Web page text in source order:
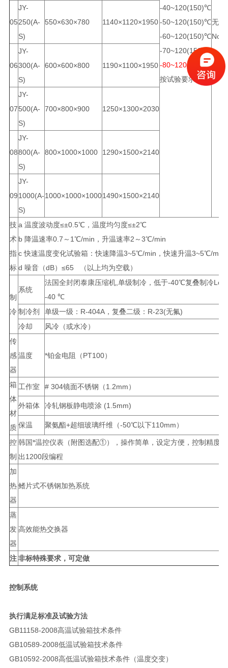
-40~120(150)℃
-50~120(150)℃
-60~120(150)℃
-70~120(150)℃
-80~120(150)℃
按试验要求选定
无
No
05
JY-
250(A-
S)
550×630×780 1140×1120×1950
06
JY-
300(A-
S)
600×600×800 1190×1100×1950
07
JY-
500(A-
S)
700×800×900 1250×1300×2030
08
JY-
800(A-
S)
800×1000×1000 1290×1500×2140
09
JY-
1000(A-
S)
1000×1000×10001490×1500×2140
技
术
指
标
a 温度波动度≤±0.5℃，温度均匀度≤±2℃
b 降温速率0.7～1℃/min，升温速率2～3℃/min
c 快速温度变化试验箱：快速降温3~5℃/min，快速升温3~5℃/min
d 噪音（dB）≤65 （以上均为空载）
制
冷
系统
法国全封闭泰康压缩机,单级制冷，低于-40℃复叠制冷
-40 ℃
制冷剂
单级一级：R-404A，复叠二级：R-23(无氟)
冷却
风冷（或水冷）
传
感
器
温度 *铂金电阻（PT100）
箱
体
材
质
工作室 # 304镜面不锈钢（1.2mm）
外箱体 冷轧钢板静电喷涂 (1.5mm)
保温 聚氨酯+超细玻璃纤维（-50℃以下110mm）
控
制
韩国*温控仪表（附图选配①），操作简单，设定方便，控制精度
出1200段编程
加
热
器
鳍片式不锈钢加热系统
蒸
发
器
高效能热交换器
注非标特殊要求，可定做
控制系统
执行满足标准及试验方法
GB11158-2008高温试验箱技术条件
GB10589-2008低温试验箱技术条件
GB10592-2008高低温试验箱技术条件（温度交变）